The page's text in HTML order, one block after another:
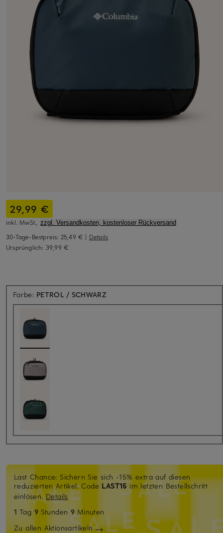
29,99 €
inkl. MwSt., zzgl. Versandkosten, kostenloser Rückversand
30-Tage-Bestpreis: 25,49 € | Details
Ursprünglich: 39,99 €
Farbe: PETROL / SCHWARZ
Last Chance: Sichern Sie sich -15% extra auf diesen
reduzierten Artikel. Code LAST15im letzten Bestellschritt
einlösen.Details
1 Tag 9 Stunden 9 Minuten
Zu allen Aktionsartikeln